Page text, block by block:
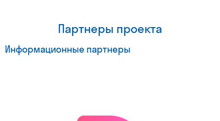
Партнеры проекта
Информационные партнеры